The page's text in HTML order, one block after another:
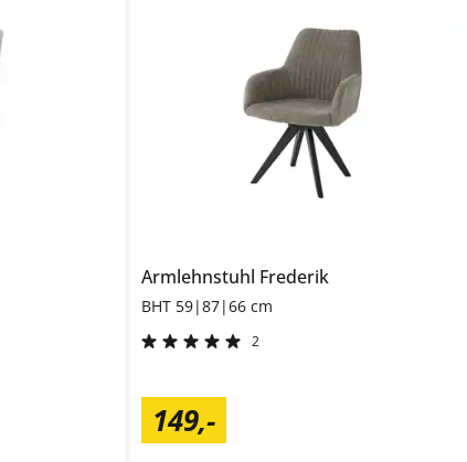
Armlehnstuhl Frederik
BHT 59|87|66 cm
2
149,-